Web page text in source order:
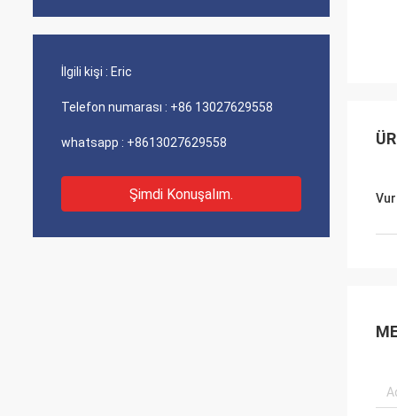
İlgili kişi : Eric
Telefon numarası : +86 13027629558
whatsapp : +8613027629558
Şimdi Konuşalım.